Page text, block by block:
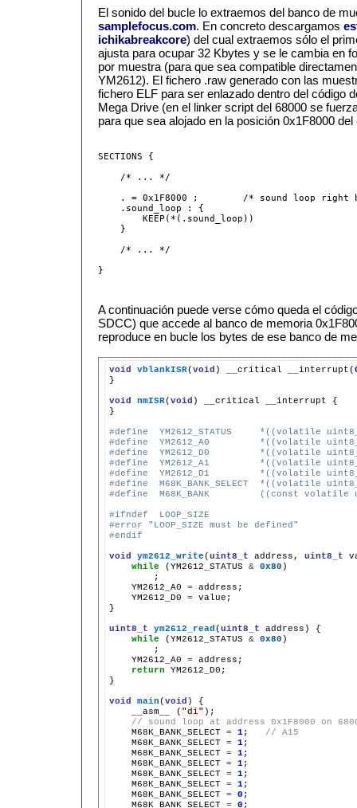
El sonido del bucle lo extraemos del banco de
samplefocus.com. En concreto descargamos
ichikabreakcore) del cual extraemos sólo el
ajusta para ocupar 32 Kbytes y se le cambia en
por muestra (para que sea compatible
YM2612). El fichero .raw generado con las
fichero ELF para ser enlazado dentro del código
Mega Drive (en el linker script del 68000 se
para que sea alojado en la posición 0x1F8000
SECTIONS {
    /* ... */
. = 0x1F8000 ;        /* sound loop right
    .sound_loop : {
        KEEP(*(.sound_loop))
    }
    /* ... */
}
A continuación puede verse cómo queda el
SDCC) que accede al banco de memoria
reproduce en bucle los bytes de ese banco de
void vblankISR(void ) __critical __interrupt(
}
void nmISR(void ) __critical __interrupt
{
}
#define  YM2612_STATUS     *((volatile
#define  YM2612_A0         *((volatile
#define  YM2612_D0         *((volatile
#define  YM2612_A1         *((volatile
#define  YM2612_D1         *((volatile
#define  M68K_BANK_SELECT  *((volatile
#define  M68K_BANK         ((const volatile
#ifndef  LOOP_SIZE
#error "LOOP_SIZE must be defined"
#endif
void ym2612_write(uint8_t address, uint8_t
while
(YM2612_STATUS & 0x80
YM2612_A0
=
YM2612_D0
=
value;
}
uint8_t ym2612_read (uint8_t address)
while
(YM2612_STATUS & 0x80
YM2612_A0
=
return
YM2612_D0;
}
void main(void )
__asm__
( "di"
// sound loop at address 0x1F8000 on
M68K_BANK_SELECT
= 1;
// A15
M68K_BANK_SELECT
= 1
M68K_BANK_SELECT
= 1
M68K_BANK_SELECT
= 1
M68K_BANK_SELECT
= 1
M68K_BANK_SELECT
= 1
M68K_BANK_SELECT
= 0
M68K_BANK_SELECT
= 0